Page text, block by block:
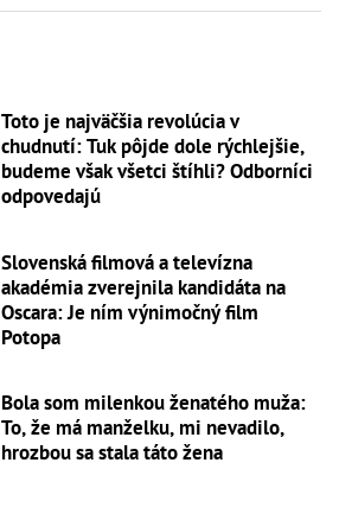
Toto je najväčšia revolúcia v
chudnutí: Tuk pôjde dole rýchlejšie,
budeme však všetci štíhli? Odborníci
odpovedajú
Slovenská filmová a televízna
akadémia zverejnila kandidáta na
Oscara: Je ním výnimočný film
Potopa
Bola som milenkou ženatého muža:
To, že má manželku, mi nevadilo,
hrozbou sa stala táto žena